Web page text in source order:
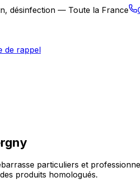
désinfection — Toute la France
de rappel
particuliers et
produits homologués.